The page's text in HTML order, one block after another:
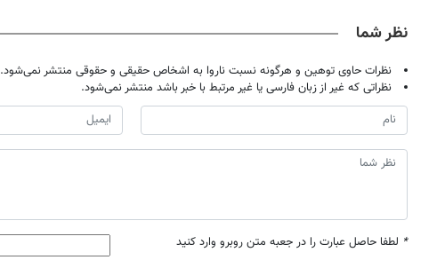
نظر شما
نظرات حاوی توهین و هرگونه نسبت ناروا به اشخاص حقیقی و حقوقی منتشر نمی‌شود.
نظراتی که غیر از زبان فارسی یا غیر مرتبط با خبر باشد منتشر نمی‌شود.
* لطفا حاصل عبارت را در جعبه متن روبرو وارد کنید